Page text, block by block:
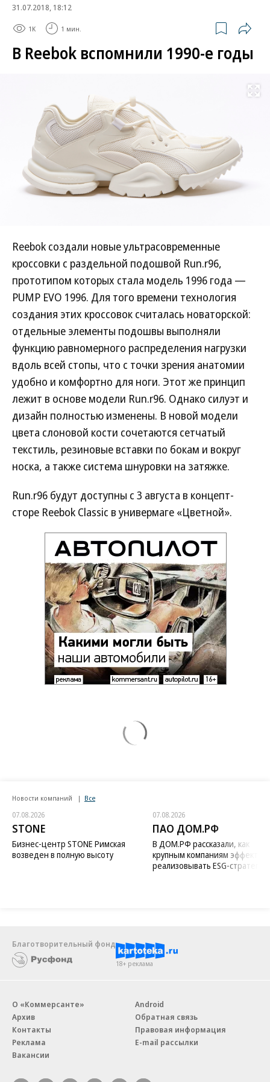
31.07.2018, 18:12
1K 1 мин.
В Reebok вспомнили 1990-е годы
Развернуть
Reebok создали новые ультрасовременные
кроссовки с раздельной подошвой Run.r96,
прототипом которых стала модель 1996 года —
PUMP EVO 1996. Для того времени технология
создания этих кроссовок считалась новаторской:
отдельные элементы подошвы выполняли
функцию равномерного распределения нагрузки
вдоль всей стопы, что с точки зрения анатомии
удобно и комфортно для ноги. Этот же принцип
лежит в основе модели Run.r96. Однако силуэт и
дизайн полностью изменены. В новой модели
цвета слоновой кости сочетаются сетчатый
текстиль, резиновые вставки по бокам и вокруг
носка, а также система шнуровки на затяжке.
Run.r96 будут доступны с 3 августа в концепт-
сторе Reebok Classic в универмаге «Цветной».
Новости компаний Все
07.08.2026
STONE
Бизнес-центр STONE Римская
возведен в полную высоту
07.08.2026
ПАО ДОМ.РФ
В ДОМ.РФ рассказали, как
крупным компаниям
реализовывать ESG-стратегию
Благотворительный фонд
18+ реклама
О «Коммерсанте»
Архив
Контакты
Реклама
Вакансии
Android
Обратная связь
Правовая информация
E-mail рассылки